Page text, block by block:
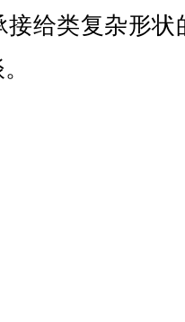
给类复杂形